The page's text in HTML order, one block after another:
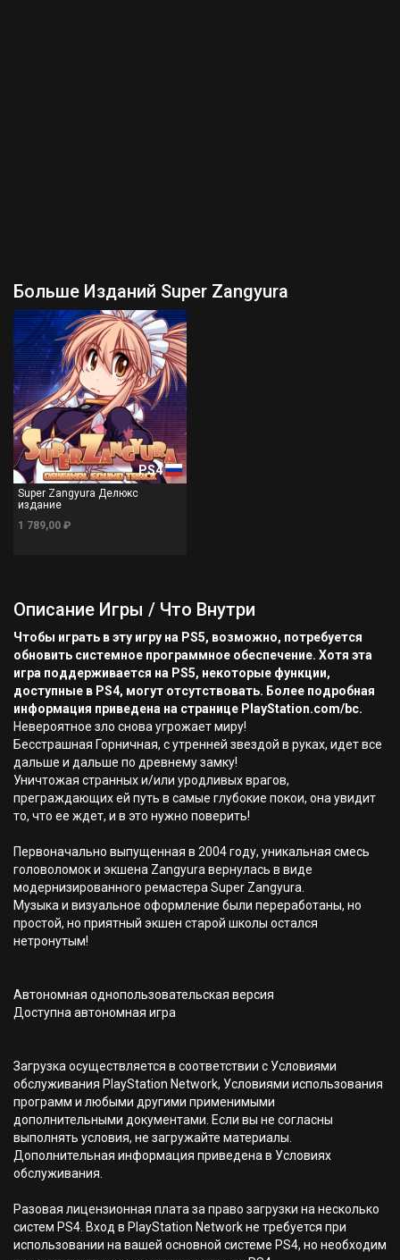
Больше Изданий Super Zangyura
PS4
Super Zangyura Делюкс
издание
1 789,00 ₽
Описание Игры / Что Внутри
Чтобы играть в эту игру на PS5, возможно, потребуется
обновить системное программное обеспечение. Хотя эта
игра поддерживается на PS5, некоторые функции,
доступные в PS4, могут отсутствовать. Более подробная
информация приведена на странице PlayStation.com/bc.
Невероятное зло снова угрожает миру!
Бесстрашная Горничная, с утренней звездой в руках, идет все
дальше и дальше по древнему замку!
Уничтожая странных и/или уродливых врагов,
преграждающих ей путь в самые глубокие покои, она увидит
то, что ее ждет, и в это нужно поверить!
Первоначально выпущенная в 2004 году, уникальная смесь
головоломок и экшена Zangyura вернулась в виде
модернизированного ремастера Super Zangyura.
Музыка и визуальное оформление были переработаны, но
простой, но приятный экшен старой школы остался
нетронутым!
Автономная однопользовательская версия
Доступна автономная игра
Загрузка осуществляется в соответствии с Условиями
обслуживания PlayStation Network, Условиями использования
программ и любыми другими применимыми
дополнительными документами. Если вы не согласны
выполнять условия, не загружайте материалы.
Дополнительная информация приведена в Условиях
обслуживания.
Разовая лицензионная плата за право загрузки на несколько
систем PS4. Вход в PlayStation Network не требуется при
использовании на вашей основной системе PS4, но необходим